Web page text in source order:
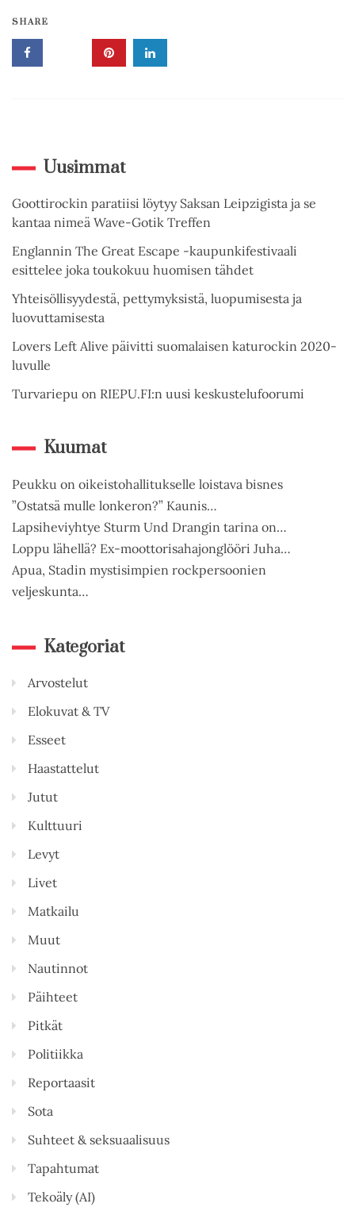
SHARE
Uusimmat
Goottirockin paratiisi löytyy Saksan Leipzigista ja se
kantaa nimeä Wave-Gotik Treffen
Englannin The Great Escape -kaupunkifestivaali
esittelee joka toukokuu huomisen tähdet
Yhteisöllisyydestä, pettymyksistä, luopumisesta ja
luovuttamisesta
Lovers Left Alive päivitti suomalaisen katurockin 2020-
luvulle
Turvariepu on RIEPU.FI:n uusi keskustelufoorumi
Kuumat
Peukku on oikeistohallitukselle loistava bisnes
”Ostatsä mulle lonkeron?” Kaunis…
Lapsiheviyhtye Sturm Und Drangin tarina on…
Loppu lähellä? Ex-moottorisahajonglööri Juha…
Apua, Stadin mystisimpien rockpersoonien
veljeskunta…
Kategoriat
Arvostelut
Elokuvat & TV
Esseet
Haastattelut
Jutut
Kulttuuri
Levyt
Livet
Matkailu
Muut
Nautinnot
Päihteet
Pitkät
Politiikka
Reportaasit
Sota
Suhteet & seksuaalisuus
Tapahtumat
Tekoäly (AI)